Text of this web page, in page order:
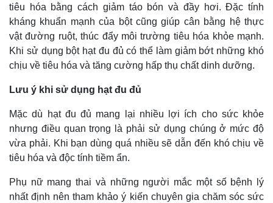
tiêu hóa bằng cách giảm táo bón và đầy hơi. Đặc tính
kháng khuẩn mạnh của bột cũng giúp cân bằng hệ thực
vật đường ruột, thúc đẩy môi trường tiêu hóa khỏe mạnh.
Khi sử dụng bột hạt đu đủ có thể làm giảm bớt những khó
chịu về tiêu hóa và tăng cường hấp thụ chất dinh dưỡng.
Lưu ý khi sử dụng hạt đu đủ
Mặc dù hạt đu đủ mang lại nhiều lợi ích cho sức khỏe
nhưng điều quan trọng là phải sử dụng chúng ở mức độ
vừa phải. Khi bạn dùng quá nhiều sẽ dẫn đến khó chịu về
tiêu hóa và độc tính tiềm ẩn.
Phụ nữ mang thai và những người mắc một số bệnh lý
nhất định nên tham khảo ý kiến ​​chuyên gia chăm sóc sức